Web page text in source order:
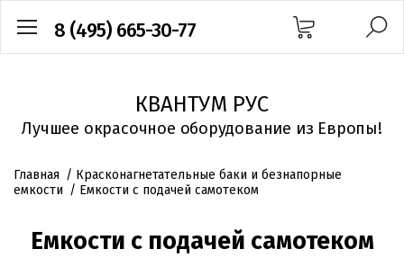
8 (495) 665-30-77
КВАНТУМ РУС
Лучшее окрасочное оборудование из Европы!
Главная / Красконагнетательные баки и безнапорные
емкости / Емкости с подачей самотеком
Емкости с подачей самотеком